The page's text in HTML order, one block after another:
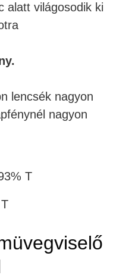
alatt világosodik ki
lencsék nagyon
nagyon
T